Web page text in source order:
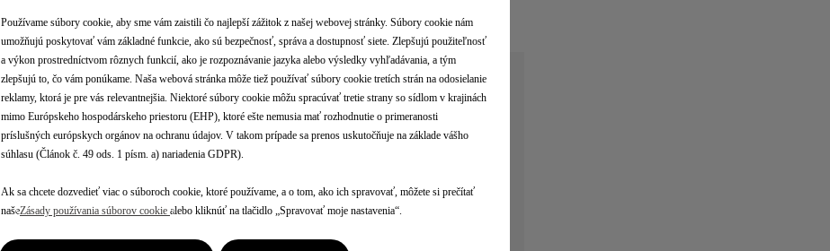
ÉTOILE
ŠPIČKOVÉ VYBAVENIE & TECHNOLÓGIE
Používame súbory cookie, aby sme vám zaistili čo najlepší zážitok z našej webovej stránky. Súbory cookie nám
umožňujú poskytovať vám základné funkcie, ako sú bezpečnosť, správa a dostupnosť siete. Zlepšujú použiteľnosť
a výkon prostredníctvom rôznych funkcií, ako je rozpoznávanie jazyka alebo výsledky vyhľadávania, a tým
zlepšujú to, čo vám ponúkame. Naša webová stránka môže tiež používať súbory cookie tretích strán na odosielanie
reklamy, ktorá je pre vás relevantnejšia. Niektoré súbory cookie môžu spracúvať tretie strany so sídlom v krajinách
mimo Európskeho hospodárskeho priestoru (EHP), ktoré ešte nemusia mať rozhodnutie o primeranosti
príslušných európskych orgánov na ochranu údajov. V takom prípade sa prenos uskutočňuje na základe vášho
súhlasu (Článok č. 49 ods. 1 písm. a) nariadenia GDPR).
Ak sa chcete dozvedieť viac o súboroch cookie, ktoré používame, a o tom, ako ich spravovať, môžete si prečítať
našeZásady používania súborov cookie alebo kliknúť na tlačidlo „Spravovať moje nastavenia“.